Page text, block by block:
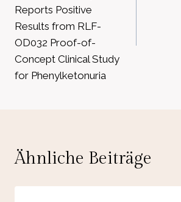
Reports Positive
Results from RLF-
OD032 Proof-of-
Concept Clinical Study
for Phenylketonuria
Ähnliche Beiträge